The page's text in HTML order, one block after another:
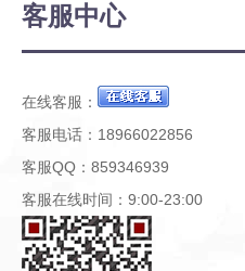
客服中心
在线客服：
客服电话：18966022856
客服QQ：859346939
客服在线时间：9:00-23:00